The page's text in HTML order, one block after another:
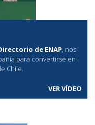
de ENAP , nos
para convertirse en
Chile.
VER VÍDEO